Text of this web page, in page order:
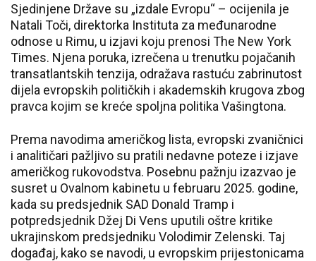
Sjedinjene Države su „izdale Evropu“ – ocijenila je
Natali Toči, direktorka Instituta za međunarodne
odnose u Rimu, u izjavi koju prenosi The New York
Times. Njena poruka, izrečena u trenutku pojačanih
transatlantskih tenzija, odražava rastuću zabrinutost
dijela evropskih političkih i akademskih krugova zbog
pravca kojim se kreće spoljna politika Vašingtona.
Prema navodima američkog lista, evropski zvaničnici
i analitičari pažljivo su pratili nedavne poteze i izjave
američkog rukovodstva. Posebnu pažnju izazvao je
susret u Ovalnom kabinetu u februaru 2025. godine,
kada su predsjednik SAD Donald Tramp i
potpredsjednik Džej Di Vens uputili oštre kritike
ukrajinskom predsjedniku Volodimir Zelenski. Taj
događaj, kako se navodi, u evropskim prijestonicama